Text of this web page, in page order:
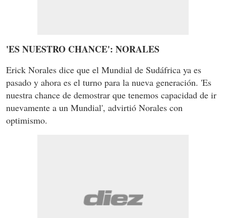
'ES NUESTRO CHANCE': NORALES
Erick Norales dice que el Mundial de Sudáfrica ya es
pasado y ahora es el turno para la nueva generación. 'Es
nuestra chance de demostrar que tenemos capacidad de ir
nuevamente a un Mundial', advirtió Norales con
optimismo.